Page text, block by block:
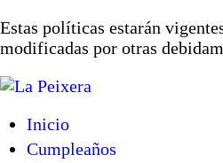
Estas políticas estarán
modificadas por otras
Inicio
Cumpleaños